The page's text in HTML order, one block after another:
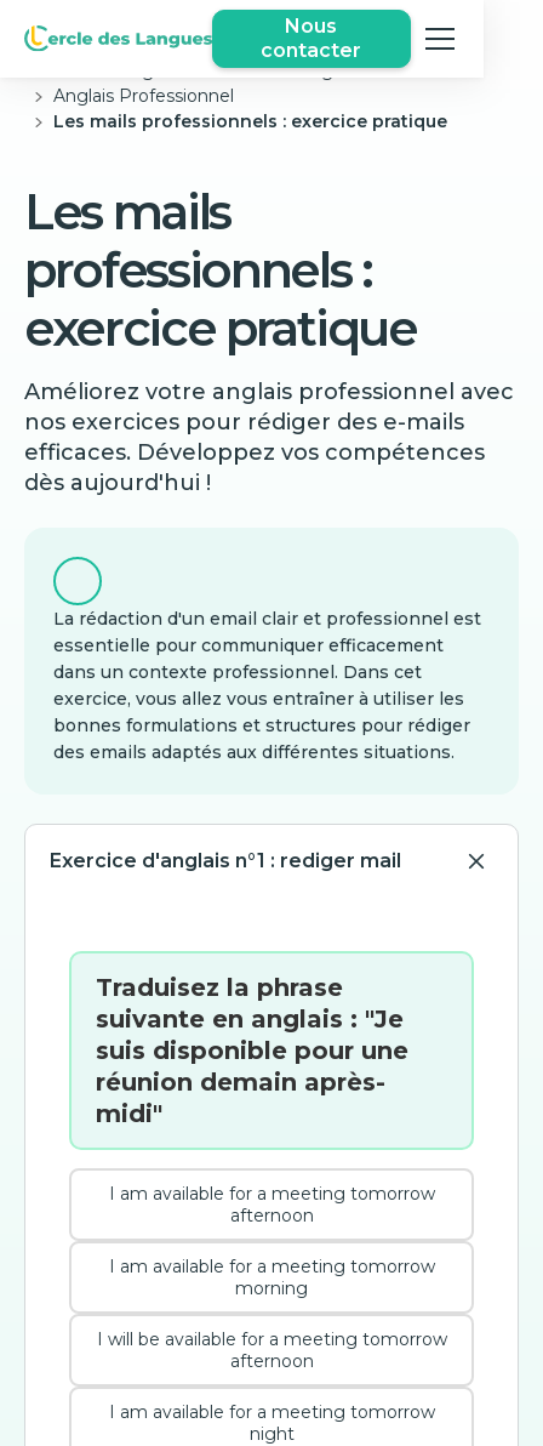
Nous
contacter
Exercices Anglais Gratuits
Anglais Professionnel
Les mails professionnels : exercice pratique
Les mails
professionnels :
exercice pratique
Améliorez votre anglais professionnel avec
nos exercices pour rédiger des e-mails
efficaces. Développez vos compétences
dès aujourd'hui !
La rédaction d'un email clair et professionnel est
essentielle pour communiquer efficacement
dans un contexte professionnel. Dans cet
exercice, vous allez vous entraîner à utiliser les
bonnes formulations et structures pour rédiger
des emails adaptés aux différentes situations.
Exercice d'anglais n°1 : rediger mail
Traduisez la phrase
suivante en anglais : "Je
suis disponible pour une
réunion demain après-
midi"
I am available for a meeting tomorrow
afternoon
I am available for a meeting tomorrow
morning
I will be available for a meeting tomorrow
afternoon
I am available for a meeting tomorrow
night